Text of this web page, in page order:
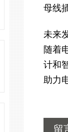
母线
未来
随着
计和
助力
留